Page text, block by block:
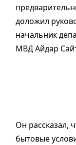
доложил
начальник
МВД Айдар
Он рассказал,
бытовые